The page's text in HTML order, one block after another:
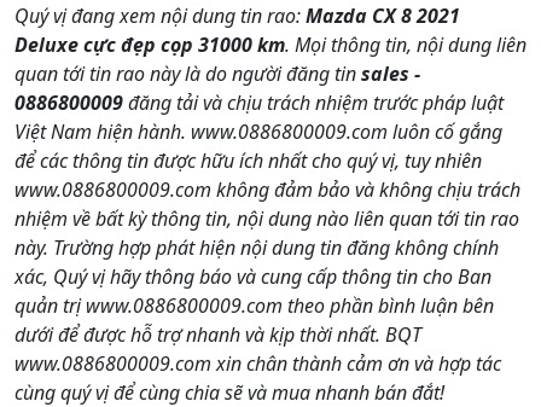
Quý vị đang xem nội dung tin rao:Mazda CX 8 2021
Deluxe cực đẹp cọp 31000 km. Mọi thông tin, nội dung liên
quan tới tin rao này là do người đăng tinsales -
0886800009đăng tải và chịu trách nhiệm trước pháp luật
Việt Nam hiện hành. www.0886800009.com luôn cố gắng
để các thông tin được hữu ích nhất cho quý vị, tuy nhiên
www.0886800009.com không đảm bảo và không chịu trách
nhiệm về bất kỳ thông tin, nội dung nào liên quan tới tin rao
này. Trường hợp phát hiện nội dung tin đăng không chính
xác, Quý vị hãy thông báo và cung cấp thông tin cho Ban
quản trị www.0886800009.com theo phần bình luận bên
dưới để được hỗ trợ nhanh và kịp thời nhất. BQT
www.0886800009.com xin chân thành cảm ơn và hợp tác
cùng quý vị để cùng chia sẽ và mua nhanh bán đắt!